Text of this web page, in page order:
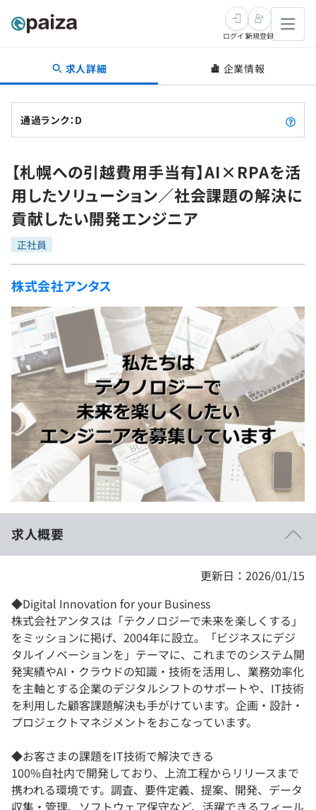
転職・キャリア
転職成功ガイド
転職エージェント
インタビュー
転職成功ガイド
新卒就活
求人検索
本選考
インターン
新卒エージェント
イベント・セミナー
インタビュー
就活成功ガイド
学習
問題集
4択課題
ナレッジ
リファレンス
プラン
個人向けプラン
法人向けプラン
学校向けプラン
契約内容・クーポン
プログラミング言語
評価結果一覧
再チャレンジ結果一覧
ゲーム・マンガ
Tech Team Journal
paiza times
note
paizaとは？
ログイン新規登録
求人詳細 企業情報
通過ランク：D
【札幌への引越費用手当有】AI×RPAを活
用したソリューション／社会課題の解決に
貢献したい開発エンジニア
正社員
株式会社アンタス
求人概要
更新日：2026/01/15
◆Digital Innovation for your Business
株式会社アンタスは「テクノロジーで未来を楽しくする」
をミッションに掲げ、2004年に設立。「ビジネスにデジ
タルイノベーションを」テーマに、これまでのシステム開
発実績やAI・クラウドの知識・技術を活用し、業務効率化
を主軸とする企業のデジタルシフトのサポートや、IT技術
を利用した顧客課題解決も手がけています。企画・設計・
プロジェクトマネジメントをおこなっています。
◆お客さまの課題をIT技術で解決できる
100%自社内で開発しており、上流工程からリリースまで
携われる環境です。調査、要件定義、提案、開発、データ